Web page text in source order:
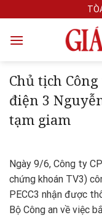
to
content
Chủ tịch
điện 3
tạm giam
Ngày 9/6, Công ty
chứng khoán TV3)
PECC3 nhận được
Bộ Công an về việc